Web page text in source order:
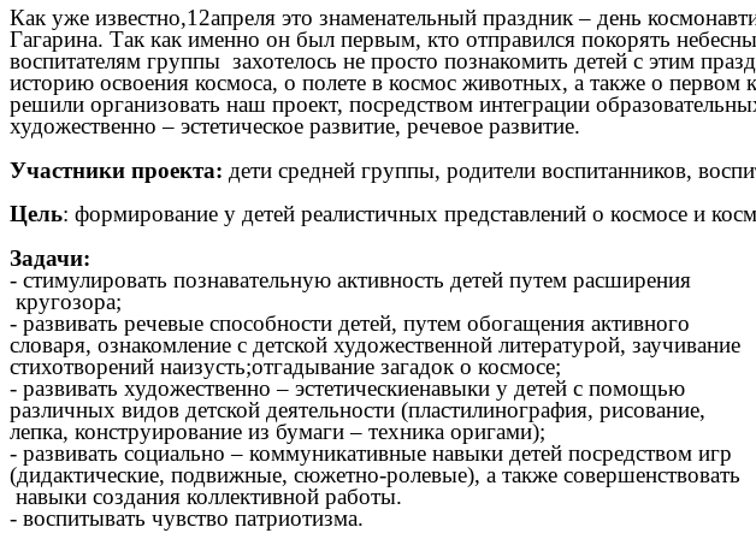
Как уже известно,12апреля это знаменательный праздник – день
Гагарина. Так как именно он был первым, кто отправился покорять
воспитателям группы захотелось не просто познакомить детей с этим
историю освоения космоса, о полете в космос животных, а также о
решили организовать наш проект, посредством интеграции
художественно – эстетическое развитие, речевое развитие.
Участники проекта: дети средней группы, родители воспитанников,
Цель: формирование у детей реалистичных представлений о космосе и
Задачи:
- стимулировать познавательную активность детей путем расширения
кругозора;
- развивать речевые способности детей, путем обогащения активного
словаря, ознакомление с детской художественной литературой, заучивание
стихотворений наизусть;отгадывание загадок о космосе;
- развивать художественно – эстетическиенавыки у детей с помощью
различных видов детской деятельности (пластилинография, рисование,
лепка, конструирование из бумаги – техника оригами);
- развивать социально – коммуникативные навыки детей посредством игр
(дидактические, подвижные, сюжетно-ролевые), а также совершенствовать
навыки создания коллективной работы.
- воспитывать чувство патриотизма.